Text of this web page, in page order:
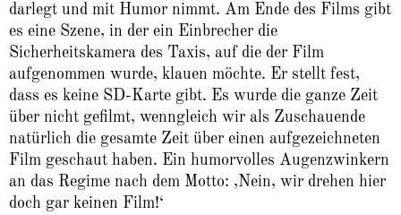
darlegt und mit Humor nimmt. Am Ende des Films gibt
es eine Szene, in der ein Einbrecher die
Sicherheitskamera des Taxis, auf die der Film
aufgenommen wurde, klauen möchte. Er stellt fest,
dass es keine SD-Karte gibt. Es wurde die ganze Zeit
über nicht gefilmt, wenngleich wir als Zuschauende
natürlich die gesamte Zeit über einen aufgezeichneten
Film geschaut haben. Ein humorvolles Augenzwinkern
an das Regime nach dem Motto: ‚Nein, wir drehen hier
doch gar keinen Film!‘